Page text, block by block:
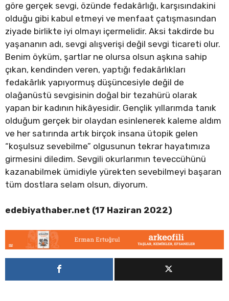
göre gerçek sevgi, özünde fedakârlığı, karşısındakini
olduğu gibi kabul etmeyi ve menfaat çatışmasından
ziyade birlikte iyi olmayı içermelidir. Aksi takdirde bu
yaşananın adı, sevgi alışverişi değil sevgi ticareti olur.
Benim öyküm, şartlar ne olursa olsun aşkına sahip
çıkan, kendinden veren, yaptığı fedakârlıkları
fedakârlık yapıyormuş düşüncesiyle değil de
olağanüstü sevgisinin doğal bir tezahürü olarak
yapan bir kadının hikâyesidir. Gençlik yıllarımda tanık
olduğum gerçek bir olaydan esinlenerek kaleme aldım
ve her satırında artık birçok insana ütopik gelen
“koşulsuz sevebilme” olgusunun tekrar hayatımıza
girmesini diledim. Sevgili okurlarımın teveccühünü
kazanabilmek ümidiyle yürekten sevebilmeyi başaran
tüm dostlara selam olsun, diyorum.
edebiyathaber.net (17 Haziran 2022)